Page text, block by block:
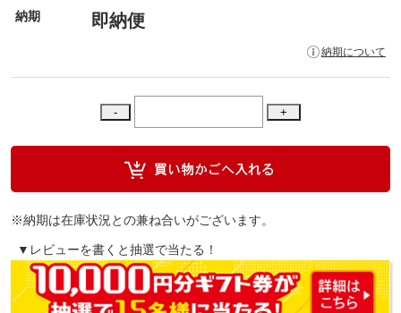
納期 即納便
納期について
※納期は在庫状況との兼ね合いがございます。
▼レビューを書くと抽選で当たる！